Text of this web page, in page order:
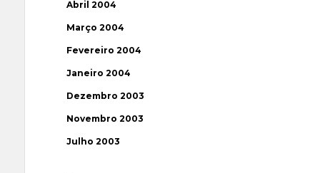
Abril 2004
Março 2004
Fevereiro 2004
Janeiro 2004
Dezembro 2003
Novembro 2003
Julho 2003